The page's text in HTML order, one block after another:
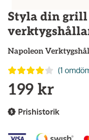
Styla din grill
Napoleon
(1
199 kr
Prishistorik